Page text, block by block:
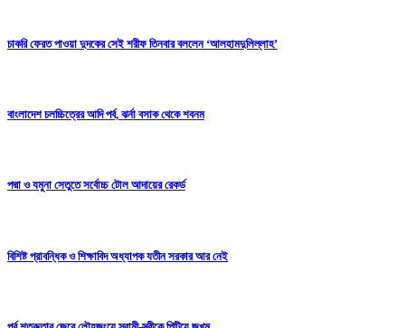
চাকরি ফেরত পাওয়া দুদকের সেই শরীফ তিনবার বললেন ‘আলহামদুলিল্লাহ’
বাংলাদেশ চলচ্চিত্রের আদি পর্ব, ঝর্না বসাক থেকে শবনম
পদ্মা ও যমুনা সেতুতে সর্বোচ্চ টোল আদায়ের রেকর্ড
বিশিষ্ট প্রাবন্ধিক ও শিক্ষাবিদ অধ্যাপক যতীন সরকার আর নেই